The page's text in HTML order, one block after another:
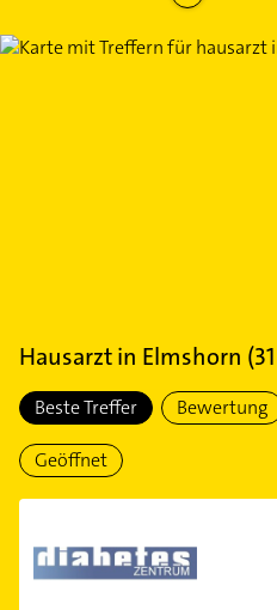
Hausarztin Elmshorn (31
Beste Treffer Bewertung
Geöffnet